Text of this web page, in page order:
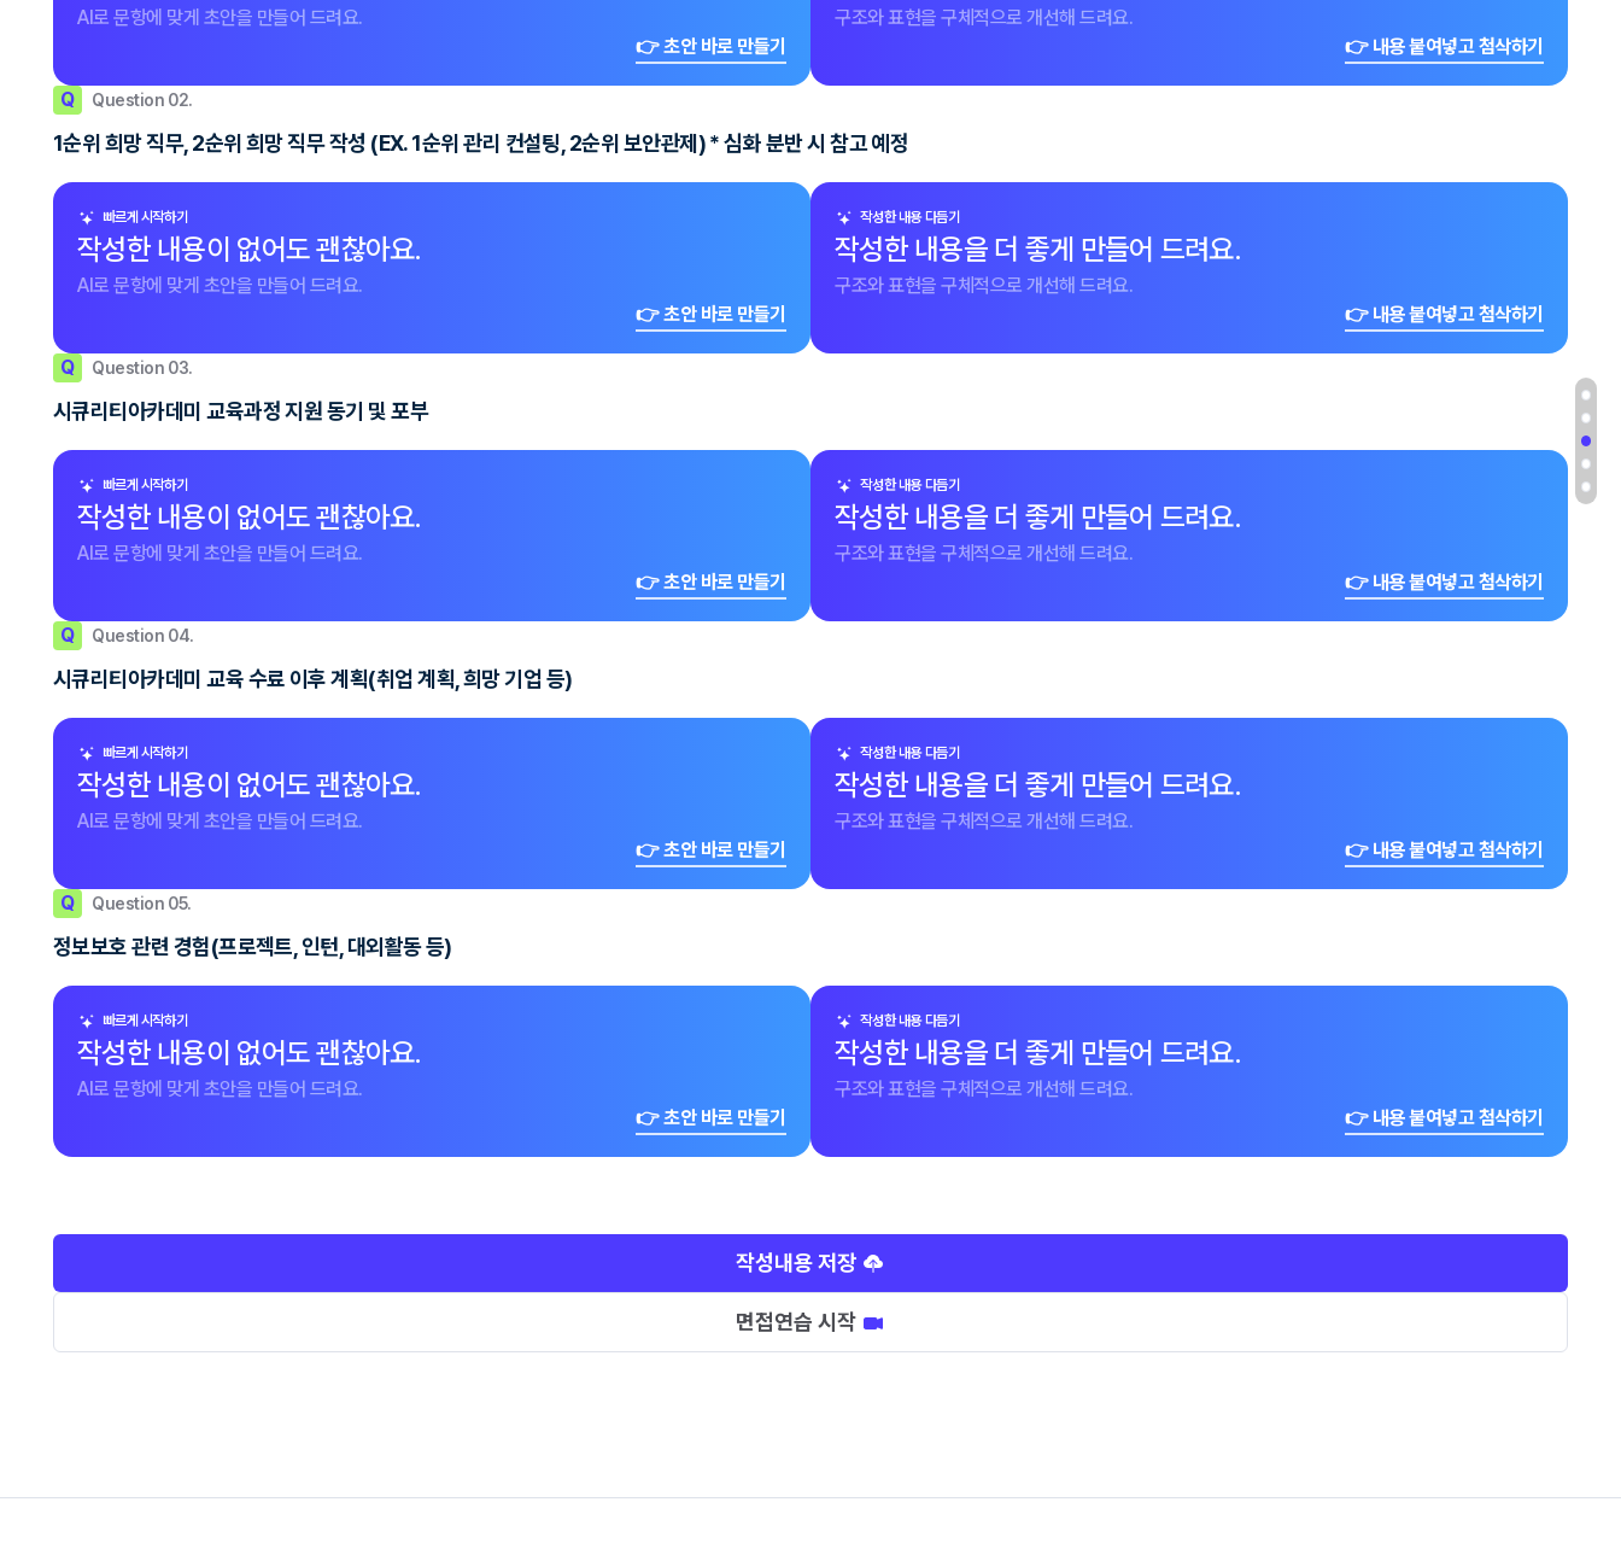
AI로 문항에 맞게 초안을 만들어 드려요.
👉 초안 바로 만들기
구조와 표현을 구체적으로 개선해 드려요.
👉 내용 붙여넣고 첨삭하기
Q Question 02.
1순위 희망 직무, 2순위 희망 직무 작성 (EX. 1순위 관리 컨설팅, 2순위 보안관제) * 심화 분반 시 참고 예정
빠르게 시작하기
작성한 내용이 없어도 괜찮아요.
AI로 문항에 맞게 초안을 만들어 드려요.
👉 초안 바로 만들기
작성한 내용 다듬기
작성한 내용을 더 좋게 만들어 드려요.
구조와 표현을 구체적으로 개선해 드려요.
👉 내용 붙여넣고 첨삭하기
Q Question 03.
시큐리티아카데미 교육과정 지원 동기 및 포부
빠르게 시작하기
작성한 내용이 없어도 괜찮아요.
AI로 문항에 맞게 초안을 만들어 드려요.
👉 초안 바로 만들기
작성한 내용 다듬기
작성한 내용을 더 좋게 만들어 드려요.
구조와 표현을 구체적으로 개선해 드려요.
👉 내용 붙여넣고 첨삭하기
Q Question 04.
시큐리티아카데미 교육 수료 이후 계획(취업 계획, 희망 기업 등)
빠르게 시작하기
작성한 내용이 없어도 괜찮아요.
AI로 문항에 맞게 초안을 만들어 드려요.
👉 초안 바로 만들기
작성한 내용 다듬기
작성한 내용을 더 좋게 만들어 드려요.
구조와 표현을 구체적으로 개선해 드려요.
👉 내용 붙여넣고 첨삭하기
Q Question 05.
정보보호 관련 경험(프로젝트, 인턴, 대외활동 등)
빠르게 시작하기
작성한 내용이 없어도 괜찮아요.
AI로 문항에 맞게 초안을 만들어 드려요.
👉 초안 바로 만들기
작성한 내용 다듬기
작성한 내용을 더 좋게 만들어 드려요.
구조와 표현을 구체적으로 개선해 드려요.
👉 내용 붙여넣고 첨삭하기
작성내용 저장
면접연습 시작